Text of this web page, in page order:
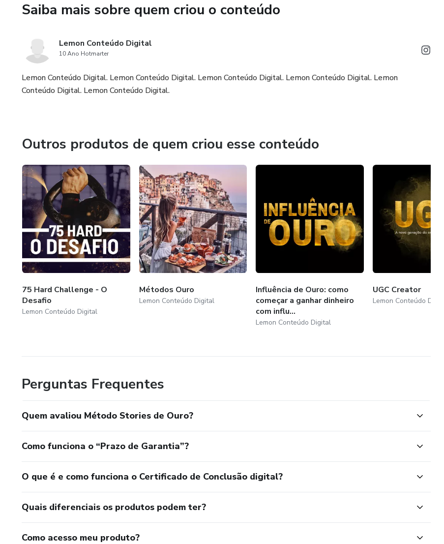
Saiba mais sobre quem criou o conteúdo
Lemon Conteúdo Digital
10 Ano Hotmarter
Lemon Conteúdo Digital. Lemon Conteúdo Digital. Lemon Conteúdo Digital. Lemon Conteúdo Digital. Lemon
Conteúdo Digital. Lemon Conteúdo Digital.
Outros produtos de quem criou esse conteúdo
75 Hard Challenge - O
Desafio
Lemon Conteúdo Digital
Métodos Ouro
Lemon Conteúdo Digital
Influência de Ouro: como
começar a ganhar dinheiro
com influ...
Lemon Conteúdo Digital
UGC Creator
Lemon Conteúdo Digital
Perguntas Frequentes
Quem avaliou Método Stories de Ouro?
Como funciona o “Prazo de Garantia”?
O que é e como funciona o Certificado de Conclusão digital?
Quais diferenciais os produtos podem ter?
Como acesso meu produto?